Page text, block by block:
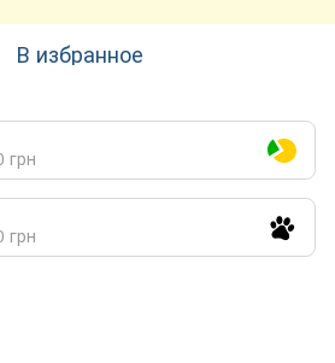
В избранное
грн
грн